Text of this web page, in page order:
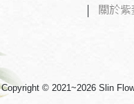
|
關於紫
Copyright © 2021~2026 Slin